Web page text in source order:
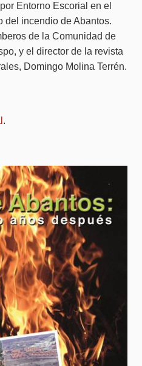
Entorno Escorial en el
del incendio de Abantos.
de la Comunidad de
y el director de la revista
Domingo Molina Terrén.
.